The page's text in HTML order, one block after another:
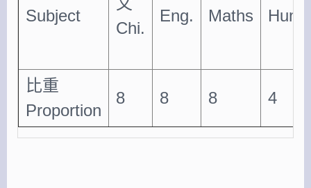
Subject
Chi.
Eng.
Maths
比重
Proportion
8 8 8 4